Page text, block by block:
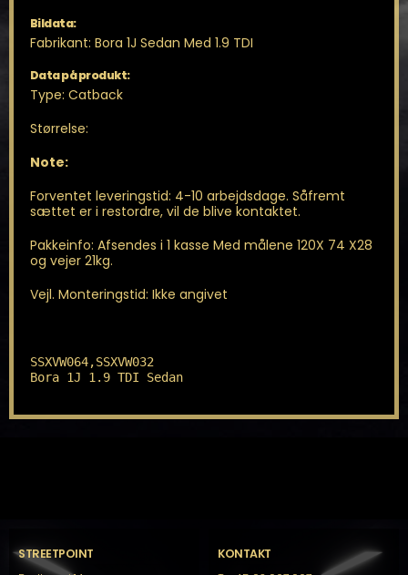
Bildata:
Fabrikant: Bora 1J Sedan Med 1.9 TDI
Data på produkt:
Type: Catback
Størrelse:
Note:
Forventet leveringstid: 4-10 arbejdsdage. Såfremt
sættet er i restordre, vil de blive kontaktet.
Pakkeinfo: Afsendes i 1 kasse Med målene 120X 74 X28
og vejer 21kg.
Vejl. Monteringstid: Ikke angivet
SSXVW064,SSXVW032
Bora 1J 1.9 TDI Sedan
STREETPOINT
KONTAKT